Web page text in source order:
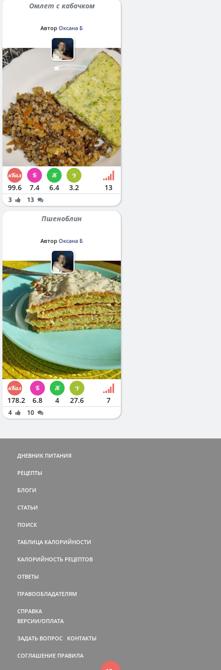
Омлет с кабачком
Автор Оксана Б
99.6 7.4 6.4 3.2 13
3 13
Пшеноблин
Автор Оксана Б
178.2 6.8 4 27.6 7
4 10
ДНЕВНИК ПИТАНИЯ
РЕЦЕПТЫ
БЛОГИ
СТАТЬИ
ПОИСК
ТАБЛИЦА КАЛОРИЙНОСТИ
КАЛОРИЙНОСТЬ РЕЦЕПТОВ
ОТВЕТЫ
ПРАВООБЛАДАТЕЛЯМ
СПРАВКА
ВЕРСИИ/ОПЛАТА
ЗАДАТЬ ВОПРОС КОНТАКТЫ
СОГЛАШЕНИЕ ПРАВИЛА